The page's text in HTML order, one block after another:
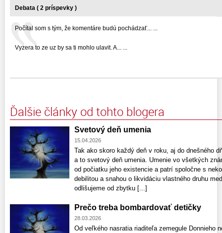
Debata ( 2 príspevky )
Počítal som s tým, že komentáre budú pochádzať... ...
Vyzera to ze uz by sa ti mohlo ulavit. A... ...
Ďalšie články od tohto blogera
Svetový deň umenia
15.04.2026
Tak ako skoro každý deň v roku, aj do dnešného
a to svetový deň umenia. Umenie vo všetkých
od počiatku jeho existencie a patrí spoločne s
debilitou a snahou o likvidáciu vlastného druhu
odlišujeme od zbytku [...]
Prečo treba bombardovať detičky
28.03.2026
Od veľkého nasratia riaditeľa zemegule Donnieho